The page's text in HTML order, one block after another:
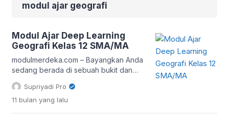
modul ajar geografi
Modul Ajar Deep Learning
Geografi Kelas 12 SMA/MA
modulmerdeka.com – Bayangkan Anda
sedang berada di sebuah bukit dan
melihat peta topografi yang
menunjukkan gunung, sungai, dan
lembah di sekitar Anda. Pelajaran
Supriyadi Pro
11 bulan yang lalu